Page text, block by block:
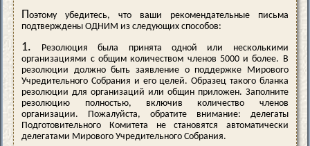
Поэтому убедитесь, что ваши рекомендательные письма
подтверждены ОДНИМ из следующих способов:
1. Резолюция была принята одной или несколькими
организациями с общим количеством членов 5000 и более. В
резолюции должно быть заявление о поддержке Мирового
Учредительного Собрания и его целей. Образец такого бланка
резолюции для организаций или общин приложен. Заполните
резолюцию полностью, включив количество членов
организации. Пожалуйста, обратите внимание: делегаты
Подготовительного Комитета не становятся автоматически
делегатами Мирового Учредительного Собрания.